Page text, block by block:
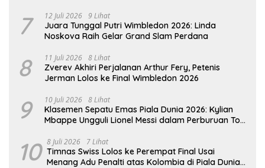
7 12 Juli 2026 9 Lihat
Juara Tunggal Putri Wimbledon 2026: Linda
Noskova Raih Gelar Grand Slam Perdana
8 11 Juli 2026 8 Lihat
Zverev Akhiri Perjalanan Arthur Fery, Petenis
Jerman Lolos ke Final Wimbledon 2026
9 10 Juli 2026 8 Lihat
Klasemen Sepatu Emas Piala Dunia 2026: Kylian
Mbappe Ungguli Lionel Messi dalam Perburuan Top
10 8 Juli 2026 7 Lihat
Timnas Swiss Lolos ke Perempat Final Usai
Menang Adu Penalti atas Kolombia di Piala Dunia